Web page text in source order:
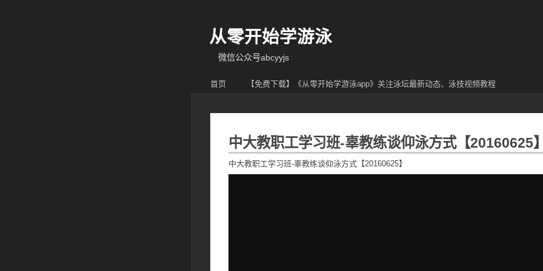
从零开始学游泳
微信公众号abcyyjs
首页 【免费下载】《从零开始学游泳app》关注泳坛最新动态、泳技视频教程
中大教职工学习班-辜教练谈仰泳方式【20160625
中大教职工学习班-辜教练谈仰泳方式【20160625】